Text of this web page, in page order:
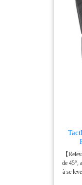
et
et
et une
【
de 45°,
à se